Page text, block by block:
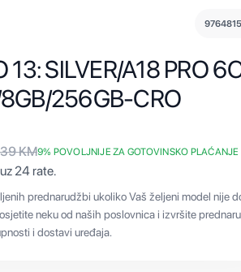
13: SILVER/A18 PRO
256GB-CRO
KM9% POVOLJNIJE ZA GOTOVINSKO PLAĆANJE
24 rate.
prednarudžbi ukoliko Vaš željeni model nije
neku od naših poslovnica i izvršite
i dostavi uređaja.